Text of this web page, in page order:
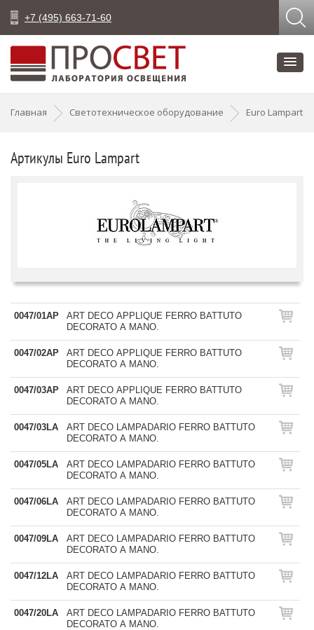
+7 (495) 663-71-60
Главная Светотехническое оборудование Euro Lampart
Артикулы Euro Lampart
0047/01AP
ART DECO APPLIQUE FERRO BATTUTO
DECORATO A MANO.
0047/02AP
ART DECO APPLIQUE FERRO BATTUTO
DECORATO A MANO.
0047/03AP
ART DECO APPLIQUE FERRO BATTUTO
DECORATO A MANO.
0047/03LA
ART DECO LAMPADARIO FERRO BATTUTO
DECORATO A MANO.
0047/05LA
ART DECO LAMPADARIO FERRO BATTUTO
DECORATO A MANO.
0047/06LA
ART DECO LAMPADARIO FERRO BATTUTO
DECORATO A MANO.
0047/09LA
ART DECO LAMPADARIO FERRO BATTUTO
DECORATO A MANO.
0047/12LA
ART DECO LAMPADARIO FERRO BATTUTO
DECORATO A MANO.
0047/20LA
ART DECO LAMPADARIO FERRO BATTUTO
DECORATO A MANO.